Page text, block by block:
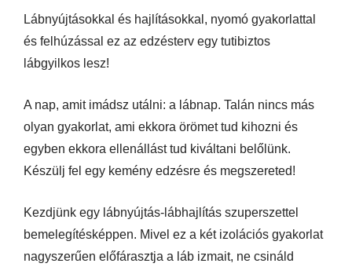
Lábnyújtásokkal és hajlításokkal, nyomó gyakorlattal
és felhúzással ez az edzésterv egy tutibiztos
lábgyilkos lesz!
A nap, amit imádsz utálni: a lábnap. Talán nincs más
olyan gyakorlat, ami ekkora örömet tud kihozni és
egyben ekkora ellenállást tud kiváltani belőlünk.
Készülj fel egy kemény edzésre és megszereted!
Kezdjünk egy lábnyújtás-lábhajlítás szuperszettel
bemelegítésképpen. Mivel ez a két izolációs gyakorlat
nagyszerűen előfárasztja a láb izmait, ne csináld